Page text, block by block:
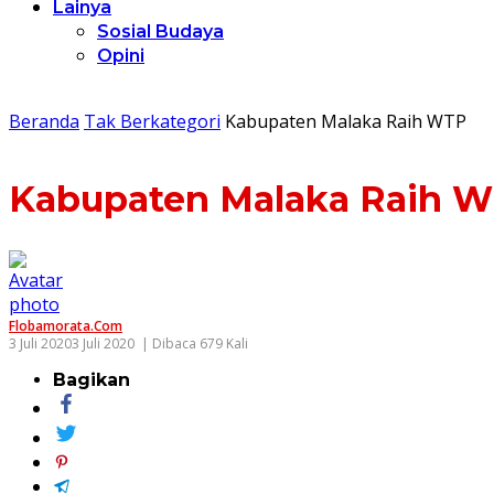
Lainya
Sosial Budaya
Opini
Beranda Tak Berkategori Kabupaten Malaka Raih WTP
Kabupaten Malaka Raih
Flobamorata.com
3 Juli 20203 Juli 2020 | Dibaca 679 Kali
Bagikan